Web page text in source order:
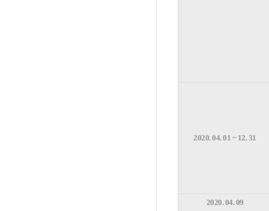
2020. 04. 01 ~ 12. 31
2020. 04. 09